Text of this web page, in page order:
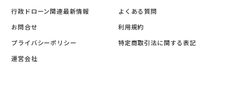
行政ドローン関連最新情報
よくある質問
お問合せ
利用規約
プライバシーポリシー
特定商取引法に関する表記
運営会社